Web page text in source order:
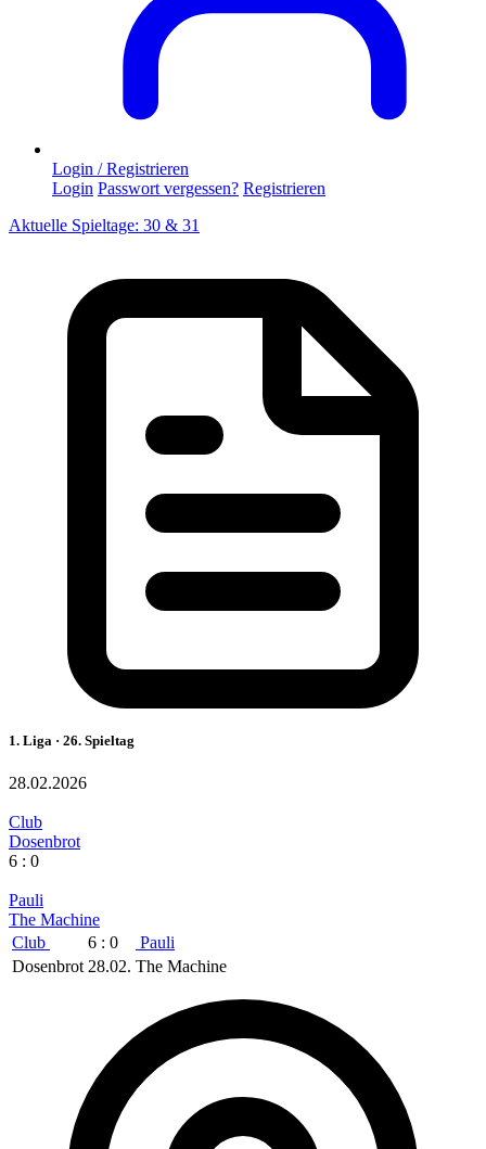
Login / Registrieren
Login Passwort vergessen? Registrieren
Aktuelle Spieltage: 30 & 31
1. Liga · 26. Spieltag
28.02.2026
Club
Dosenbrot
6 : 0
Pauli
The Machine
Club
6 : 0
Pauli
Dosenbrot 28.02. The Machine